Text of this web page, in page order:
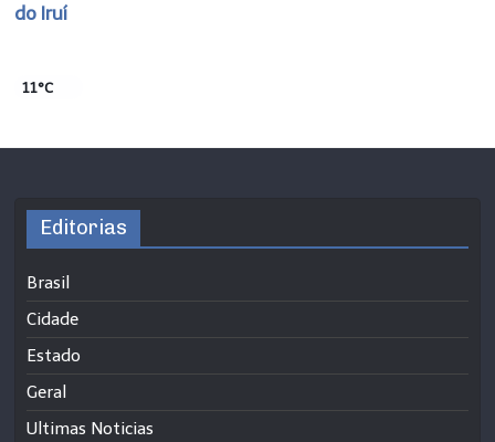
do Iruí
11°C
Editorias
Brasil
Cidade
Estado
Geral
Ultimas Noticias